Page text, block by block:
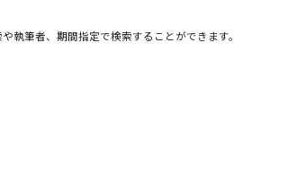
執筆者、期間指定で検索することができます。